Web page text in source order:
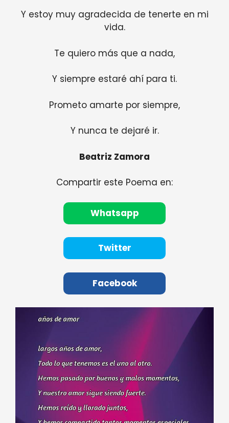
Y estoy muy agradecida de tenerte en mi
vida.
Te quiero más que a nada,
Y siempre estaré ahí para ti.
Prometo amarte por siempre,
Y nunca te dejaré ir.
Beatriz Zamora
Compartir este Poema en:
Whatsapp
Twitter
Facebook